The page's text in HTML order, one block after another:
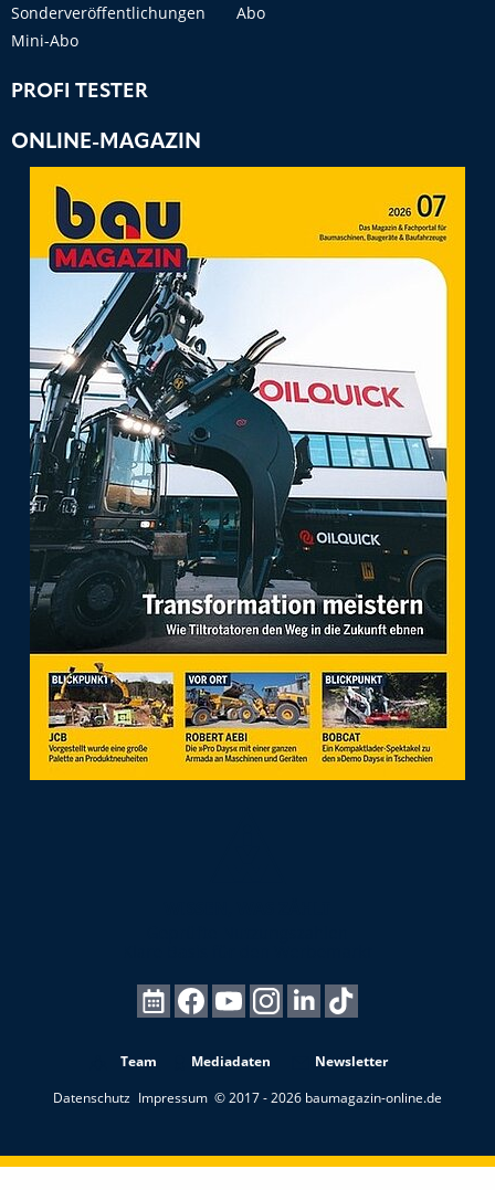
Sonderveröffentlichungen
Abo
Mini-Abo
PROFI TESTER
ONLINE-MAGAZIN
Team Mediadaten
Newsletter
Datenschutz Impressum © 2017 - 2026 baumagazin-online.de